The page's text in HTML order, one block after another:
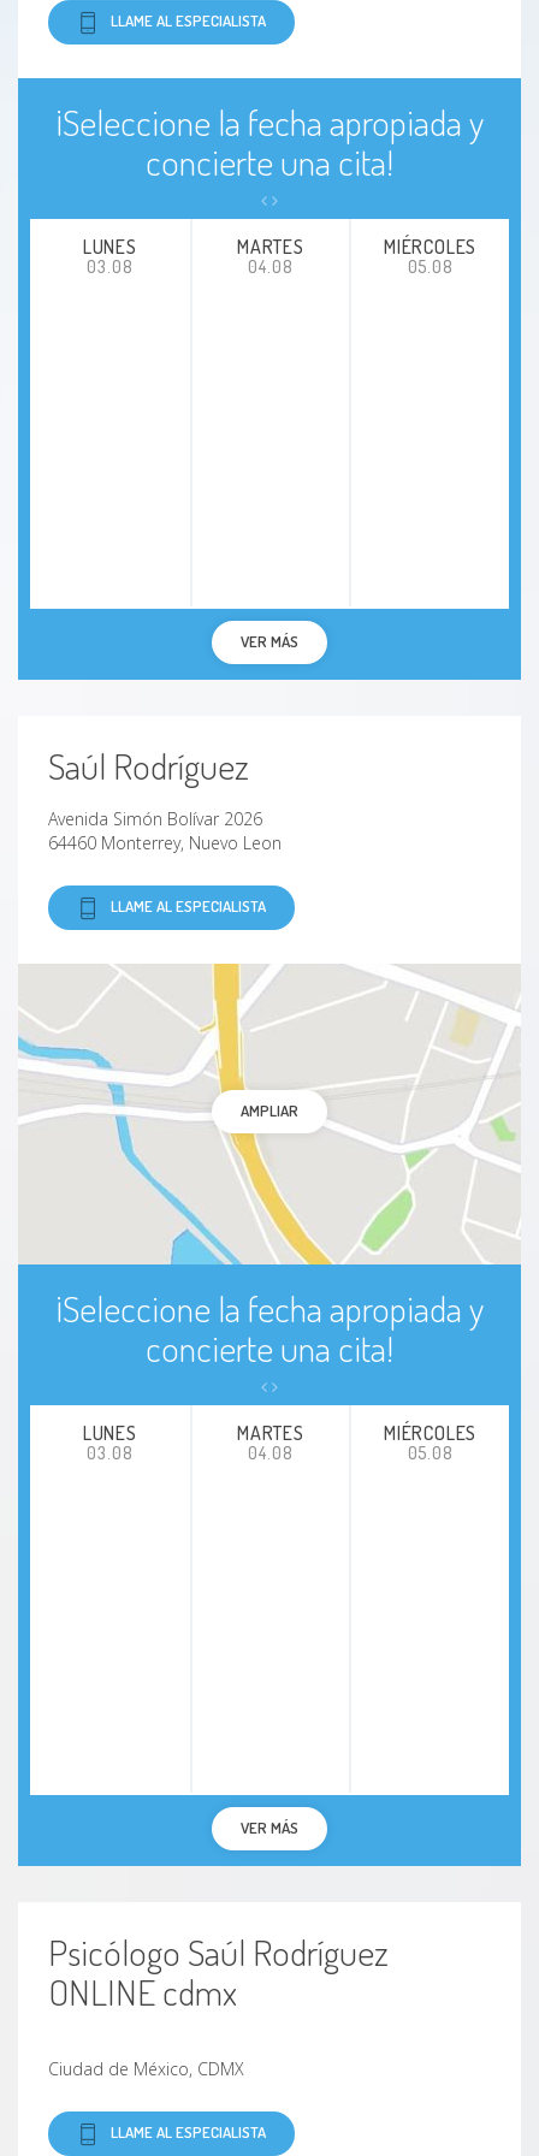
LLAME AL ESPECIALISTA
¡Seleccione la fecha apropiada y
concierte una cita!
LUNES
03.08
MARTES
04.08
MIÉRCOLES
05.08
VER MÁS
Saúl Rodríguez
Avenida Simón Bolívar 2026
64460 Monterrey, Nuevo Leon
LLAME AL ESPECIALISTA
AMPLIAR
¡Seleccione la fecha apropiada y
concierte una cita!
LUNES
03.08
MARTES
04.08
MIÉRCOLES
05.08
VER MÁS
Psicólogo Saúl Rodríguez
ONLINE cdmx
Ciudad de México, CDMX
LLAME AL ESPECIALISTA